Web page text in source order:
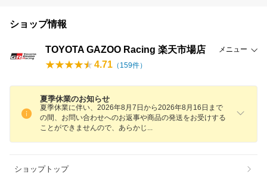
ショップ情報
TOYOTA GAZOO Racing 楽天市場店 メニュー
4.71 （ 159件）
夏季休業のお知らせ
夏季休業に伴い、2026年8月7日から2026年8月16日まで
の間、お問い合わせへのお返事や商品の発送をお受けする
ことができませんので、あらかじ
ショップトップ